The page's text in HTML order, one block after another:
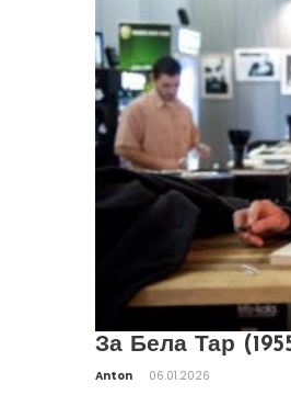
За Бела Тар
Anton 06.01.2026